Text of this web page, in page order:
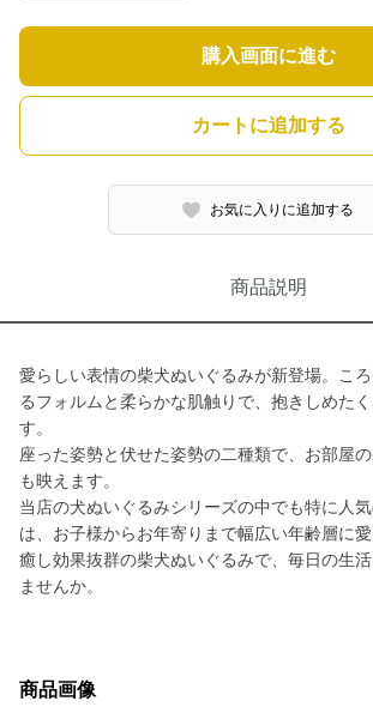
購入画面に進む
カートに追加する
お気に入りに追加する
商品説明
愛らしい表情の柴犬ぬいぐるみが新登場。こ
るフォルムと柔らかな肌触りで、抱きしめた
す。
座った姿勢と伏せた姿勢の二種類で、お部屋
も映えます。
当店の犬ぬいぐるみシリーズの中でも特に人
は、お子様からお年寄りまで幅広い年齢層に愛
癒し効果抜群の柴犬ぬいぐるみで、毎日の生
ませんか。
商品画像